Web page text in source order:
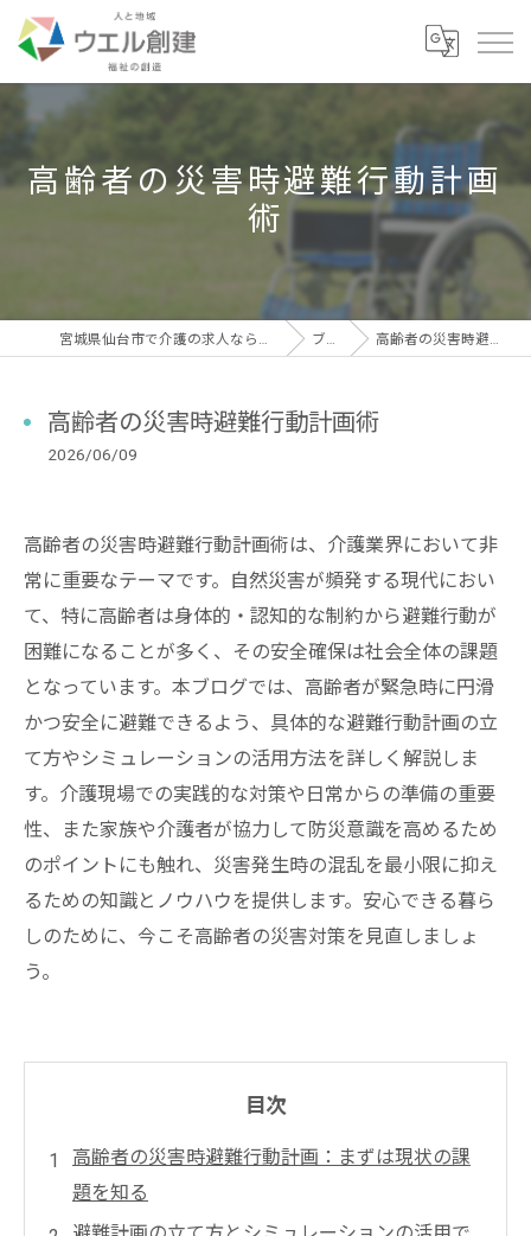
高齢者の災害時避難行動計画
術
宮城県仙台市で介護の求人なら有限会社ウエル創建 ブログ 高齢者の災害時避難行動計画術
高齢者の災害時避難行動計画術
2026/06/09
高齢者の災害時避難行動計画術は、介護業界において非
常に重要なテーマです。自然災害が頻発する現代におい
て、特に高齢者は身体的・認知的な制約から避難行動が
困難になることが多く、その安全確保は社会全体の課題
となっています。本ブログでは、高齢者が緊急時に円滑
かつ安全に避難できるよう、具体的な避難行動計画の立
て方やシミュレーションの活用方法を詳しく解説しま
す。介護現場での実践的な対策や日常からの準備の重要
性、また家族や介護者が協力して防災意識を高めるため
のポイントにも触れ、災害発生時の混乱を最小限に抑え
るための知識とノウハウを提供します。安心できる暮ら
しのために、今こそ高齢者の災害対策を見直しましょ
う。
目次
高齢者の災害時避難行動計画：まずは現状の課
題を知る